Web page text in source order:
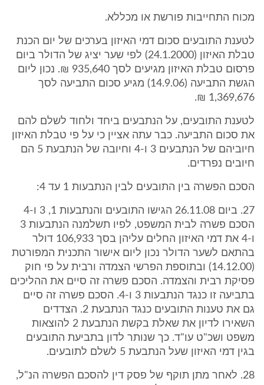
מכוח התחייבות פורשת או מכללא.
לטענת התובעים סכום דמי האיזון בערכים של יום הכנת
טבלת האיזון (24.1.2000) לפי שער יציג של הדולר ביום
פרסום טבלת האיזון מגיעים לסך 935,640 ₪. נכון ליום
הגשת התביעה (14.9.06) מגיע סכום התביעה לסך
1,369,676 ₪.
לטענת התובעים, על הנתבעים ביחד ולחוד לשלם להם
את סכום התביעה. כבר עתה אציין כי על פי טבלת האיזון
חיוביהם של הנתבעים 3 ו-4 וחיובה של הנתבעת 5 הם
חיובים נפרדים.
הסכם הפשרה בין התובעים לבין הנתבעות 1 עד 4:
27. ביום 26.11.08 הגישו התובעים והנתבעות 1, 3 ו-4
הסכם פשרה לבית המשפט, לפיו תשלמנה הנתבעות 3
ו-4 את דמי האיזון החלים עליהן בסך 106,933 דולר
בהתאם לשער הדולר נכון ליום אישור התכנית המפורטת
(14.12.00) ובתוספת הפרשי הצמדה ורבית על פי חוק
פסיקת רבית והצמדה. הסכם פשרה זה סיים את ההליכים
בתביעה זו כנגד הנתבעות 3 ו-4. הסכם פשרה זה סיים
גם את טענות התובעים כנגד הנתבעת 2. הצדדים
השאירו לדיון את שאלת בקשת הנתבעת 2 להוצאות
משפט ושכ"ט עו"ד. כך שנותר לדון בתביעת התובעים
בגין דמי האיזון שעל הנתבעת 5 לשלם לתובעים.
28. לאחר מתן תוקף של פסק דין להסכם הפשרה הנ"ל,